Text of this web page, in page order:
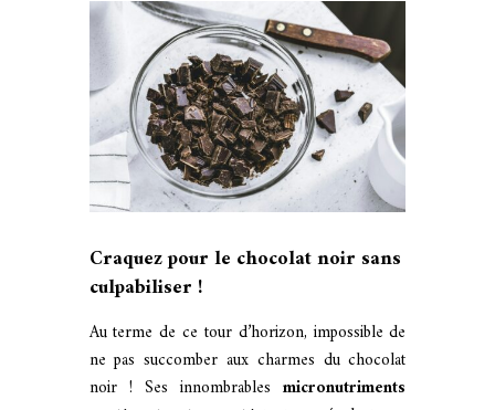
Craquez pour le chocolat noir sans
culpabiliser !
Au terme de ce tour d’horizon, impossible de
ne pas succomber aux charmes du chocolat
noir ! Ses innombrables micronutriments